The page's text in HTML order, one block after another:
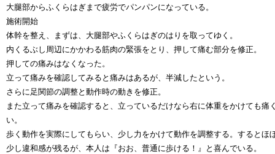
大腿部からふくらはぎまで疲労でパンパンになっている。
施術開始
体幹を整え、まずは、大腿部やふくらはぎのはりを取ってゆく。
内くるぶし周辺にかかわる筋肉の緊張をとり、押して痛む部分を修正。
押しての痛みはなくなった。
立って痛みを確認してみると痛みはあるが、半減したという。
さらに足関節の調整と動作時の動きを修正。
また立って痛みを確認すると、立っているだけなら右に体重をかけても
い。
歩く動作を実際にしてもらい、少し力をかけて動作を調整する。するとほ
少し違和感が残るが、本人は『おお、普通に歩ける！』と喜んでいる。